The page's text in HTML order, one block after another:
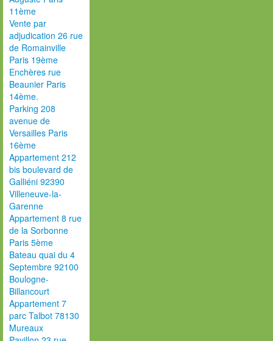
11ème
Vente par
adjudication 26 rue
de Romainville
Paris 19ème
Enchères rue
Beaunier Paris
14ème.
Parking 208
avenue de
Versailles Paris
16ème
Appartement 212
bis boulevard de
Galliéni 92390
Villeneuve-la-
Garenne
Appartement 8 rue
de la Sorbonne
Paris 5ème
Bateau quai du 4
Septembre 92100
Boulogne-
Billancourt
Appartement 7
parc Talbot 78130
Mureaux